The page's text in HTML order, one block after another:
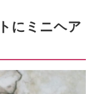
にミニヘア